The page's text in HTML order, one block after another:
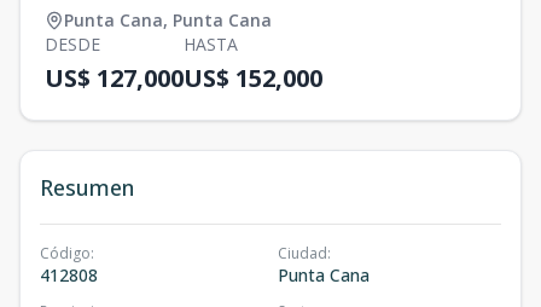
Punta Cana, Punta Cana
DESDE
US$ 127,000
HASTA
US$ 152,000
Resumen
Código:
412808
Ciudad:
Punta Cana